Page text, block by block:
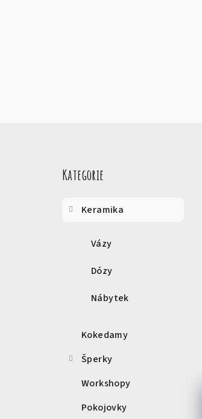
Kategorie
Keramika
Vázy
Dózy
Nábytek
Kokedamy
Šperky
Workshopy
Pokojovky